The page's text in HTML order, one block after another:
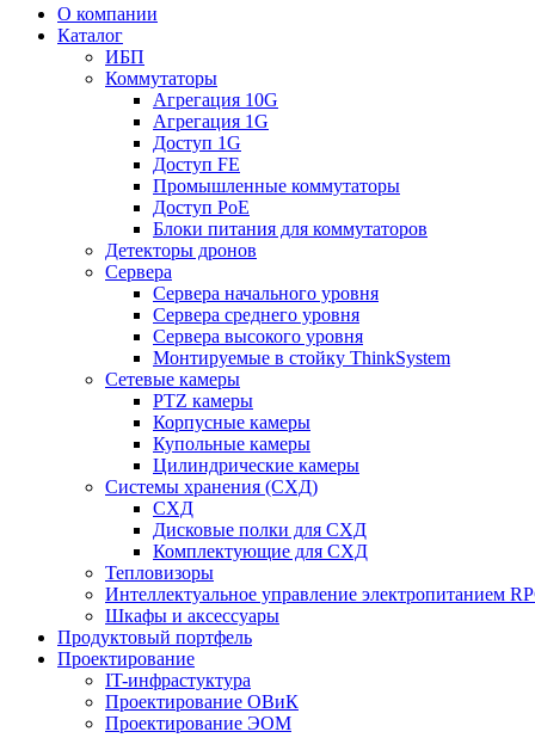
О компании
Каталог
ИБП
Коммутаторы
Агрегация 10G
Агрегация 1G
Доступ 1G
Доступ FE
Промышленные коммутаторы
Доступ PoE
Блоки питания для коммутаторов
Детекторы дронов
Сервера
Сервера начального уровня
Сервера среднего уровня
Сервера высокого уровня
Монтируемые в стойку ThinkSystem
Сетевые камеры
PTZ камеры
Корпусные камеры
Купольные камеры
Цилиндрические камеры
Системы хранения (СХД)
СХД
Дисковые полки для СХД
Комплектующие для СХД
Тепловизоры
Интеллектуальное управление электропитанием
Шкафы и аксессуары
Продуктовый портфель
Проектирование
IT-инфрастуктура
Проектирование ОВиК
Проектирование ЭОМ